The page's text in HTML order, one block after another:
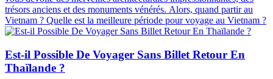
trésors anciens et des monuments vénérés. Alors, quand partir au
Vietnam ? Quelle est la meilleure période pour voyage au Vietnam ?
Est-il Possible De Voyager Sans Billet Retour En
Thaïlande ?